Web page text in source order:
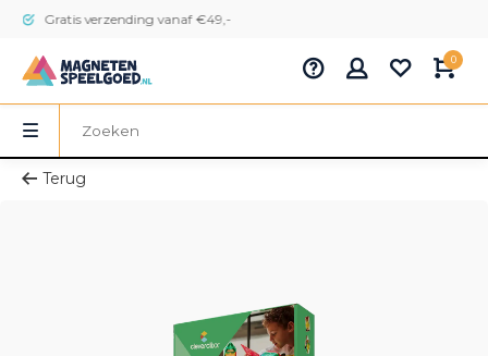
Gratis verzending vanaf €49,-
0
Terug